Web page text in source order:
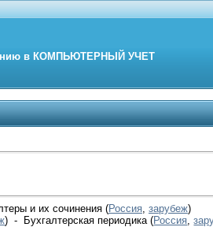
в КОМПЬЮТЕРНЫЙ УЧЕТ
и их сочинения (Россия, зарубеж)
) - Бухгалтерская периодика(Россия ,